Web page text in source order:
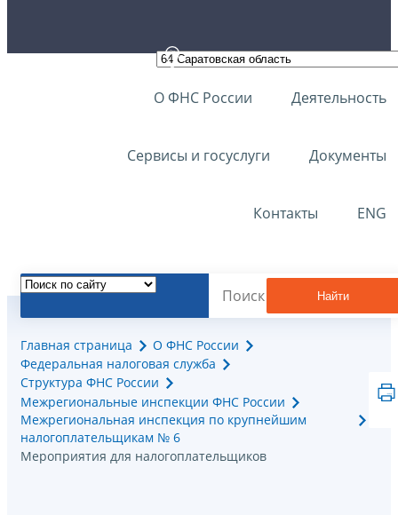
О ФНС России Деятельность
Сервисы и госуслуги Документы
Контакты ENG
Найти
Главная страница
О ФНС России
Федеральная налоговая служба
Структура ФНС России
Межрегиональные инспекции ФНС России
Межрегиональная инспекция по крупнейшим
налогоплательщикам № 6
Мероприятия для налогоплательщиков